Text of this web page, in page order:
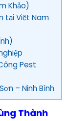
Khảo)
tại Việt Nam
Pest
– Ninh Bình
Thành